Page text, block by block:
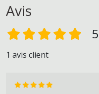
Avis
1 avis client